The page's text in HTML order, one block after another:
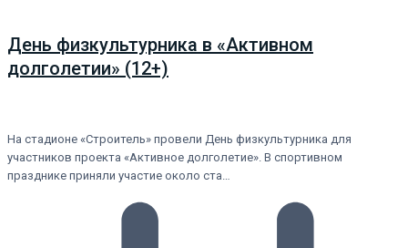
День физкультурника в «Активном
долголетии» (12+)
На стадионе «Строитель» провели День физкультурника для
участников проекта «Активное долголетие». В спортивном
празднике приняли участие около ста…